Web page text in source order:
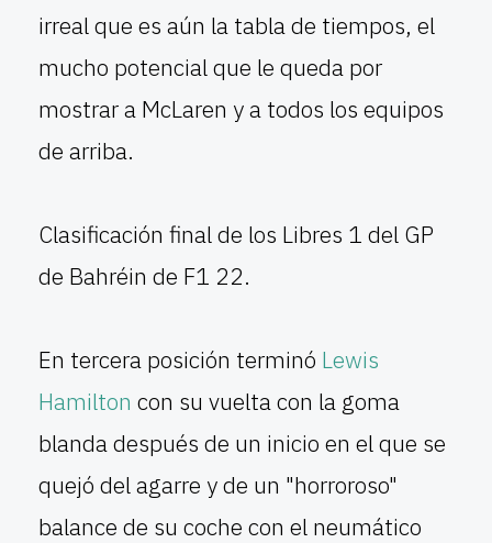
irreal que es aún la tabla de tiempos, el
mucho potencial que le queda por
mostrar a McLaren y a todos los equipos
de arriba.
Clasificación final de los Libres 1 del GP
de Bahréin de F1 22.
En tercera posición terminó Lewis
Hamilton con su vuelta con la goma
blanda después de un inicio en el que se
quejó del agarre y de un "horroroso"
balance de su coche con el neumático